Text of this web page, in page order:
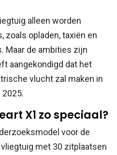
alleen worden
zoals opladen, taxiën en
Maar de ambities zijn
aangekondigd dat het
vlucht zal maken in
X1 zo speciaal?
voor de
met 30 zitplaatsen